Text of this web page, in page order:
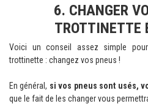
6. CHANGER
TROTTINETTE
Voici un conseil assez simple
trottinette : changez vos pneus !
En général, si vos pneus sont usés,
que le fait de les changer vous